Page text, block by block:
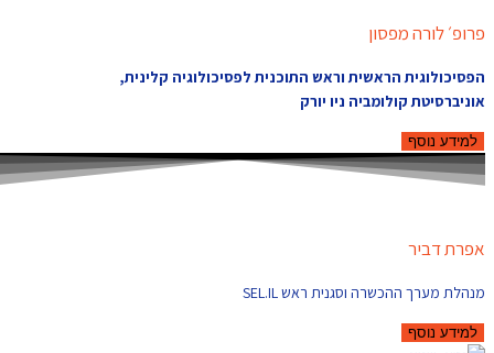
פרופ׳ לורה מפסון
הפסיכולוגית הראשית וראש התוכנית לפסיכולוגיה קלינית,
אוניברסיטת קולומביה ניו יורק
למידע נוסף
אפרת דביר
מנהלת מערך ההכשרה וסגנית ראש SEL.IL
למידע נוסף